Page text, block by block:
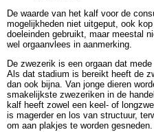
De waarde van het kalf voor de
mogelijkheden niet uitgeput, ook
doeleinden gebruikt, maar meestal
wel orgaanvlees in aanmerking.
De zwezerik is een orgaan dat
Als dat stadium is bereikt heeft de
dan ook bijna. Van jonge dieren
smakelijkste zwezeriken in de
kalf heeft zowel een keel- of
is magerder en los van structuur,
om aan plakjes te worden gesneden.